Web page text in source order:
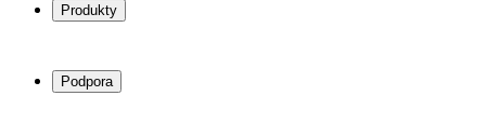
Produkty
Stojany na víno
Vinný nábytek
Podpora